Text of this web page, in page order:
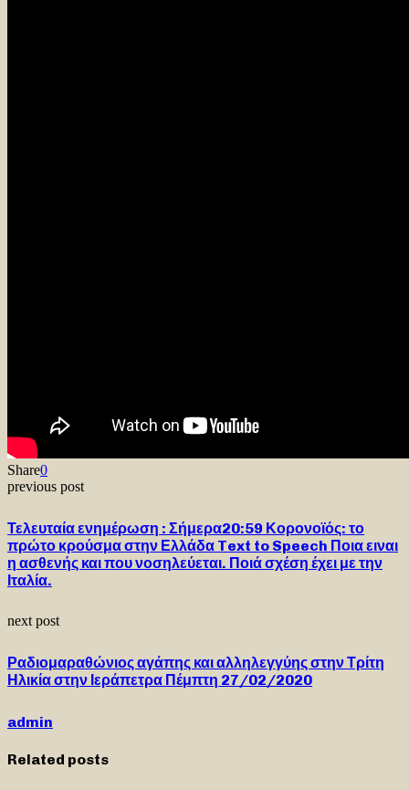
Share0
previous post
Τελευταία ενημέρωση : Σήμερα20:59 Κορονοϊός: το
πρώτο κρούσμα στην Ελλάδα Text to Speech Ποια ειναι
η ασθενής και που νοσηλεύεται. Ποιά σχέση έχει με την
Ιταλία.
next post
Ραδιομαραθώνιος αγάπης και αλληλεγγύης στην Τρίτη
Ηλικία στην Ιεράπετρα Πέμπτη 27/02/2020
admin
Related posts